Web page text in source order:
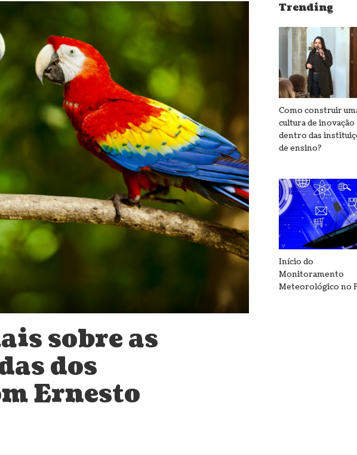
sobre as
dos
Ernesto
Trending
Como construir
cultura de inovação
dentro das
de ensino?
Início do
Monitoramento
Meteorológico no